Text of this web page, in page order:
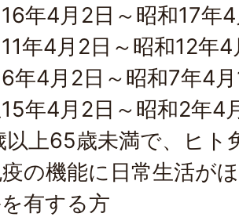
年4月2日～昭和17年
年4月2日～昭和12年4
年4月2日～昭和7年4
年4月2日～昭和2年4
以上65歳未満で、ヒト
疫の機能に日常生活が
有する方